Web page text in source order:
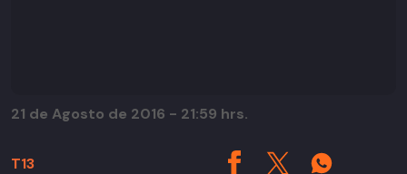
T13
21 de Agosto de 2016 - 21:59 hrs.